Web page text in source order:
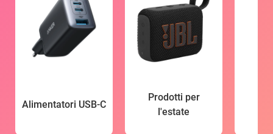
Alimentatori USB-C
Prodotti per
l'estate